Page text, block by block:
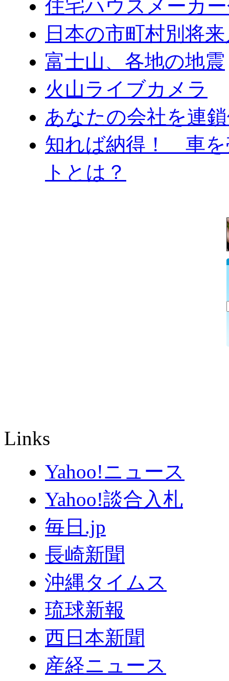
住宅ハウスメーカ
日本の市町村別将
富士山、各地の地震
火山ライブカメラ
あなたの会社を連
知れば納得！ 車を
トとは？
Links
Yahoo!ニュース
Yahoo!談合入札
毎日.jp
長崎新聞
沖縄タイムス
琉球新報
西日本新聞
産経ニュース